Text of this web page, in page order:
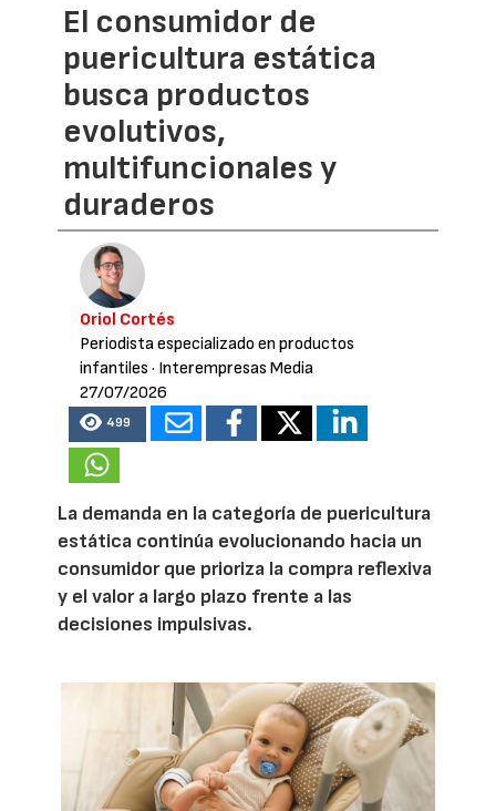
El consumidor de
puericultura estática
busca productos
evolutivos,
multifuncionales y
duraderos
Oriol Cortés
Periodista especializado en productos
infantiles · Interempresas Media
27/07/2026
499
La demanda en la categoría de puericultura
estática continúa evolucionando hacia un
consumidor que prioriza la compra reflexiva
y el valor a largo plazo frente a las
decisiones impulsivas.